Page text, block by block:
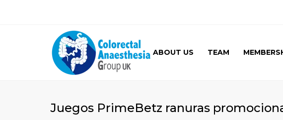
ABOUT US TEAM
Juegos PrimeBetz ranuras